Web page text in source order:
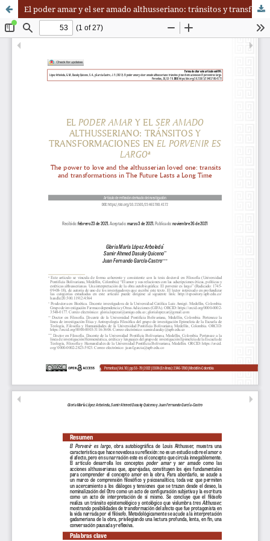
El poder amar y el ser amado althusseriano: tránsitos y transformaciones en El porvenir es largo